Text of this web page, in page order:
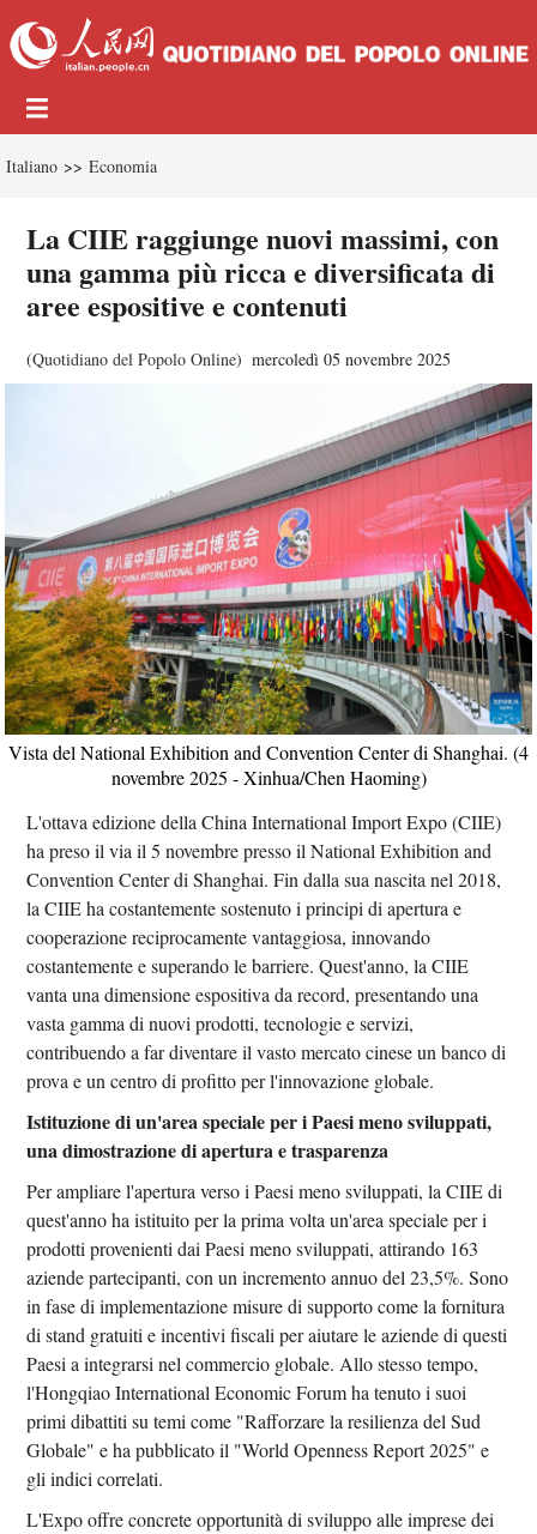
Italiano >> Economia
La CIIE raggiunge nuovi massimi, con
una gamma più ricca e diversificata di
aree espositive e contenuti
(Quotidiano del Popolo Online) mercoledì 05 novembre 2025
Vista del National Exhibition and Convention Center di Shanghai. (4
novembre 2025 - Xinhua/Chen Haoming)
L'ottava edizione della China International Import Expo (CIIE)
ha preso il via il 5 novembre presso il National Exhibition and
Convention Center di Shanghai. Fin dalla sua nascita nel 2018,
la CIIE ha costantemente sostenuto i principi di apertura e
cooperazione reciprocamente vantaggiosa, innovando
costantemente e superando le barriere. Quest'anno, la CIIE
vanta una dimensione espositiva da record, presentando una
vasta gamma di nuovi prodotti, tecnologie e servizi,
contribuendo a far diventare il vasto mercato cinese un banco di
prova e un centro di profitto per l'innovazione globale.
Istituzione di un'area speciale per i Paesi meno sviluppati,
una dimostrazione di apertura e trasparenza
Per ampliare l'apertura verso i Paesi meno sviluppati, la CIIE di
quest'anno ha istituito per la prima volta un'area speciale per i
prodotti provenienti dai Paesi meno sviluppati, attirando 163
aziende partecipanti, con un incremento annuo del 23,5%. Sono
in fase di implementazione misure di supporto come la fornitura
di stand gratuiti e incentivi fiscali per aiutare le aziende di questi
Paesi a integrarsi nel commercio globale. Allo stesso tempo,
l'Hongqiao International Economic Forum ha tenuto i suoi
primi dibattiti su temi come "Rafforzare la resilienza del Sud
Globale" e ha pubblicato il "World Openness Report 2025" e
gli indici correlati.
L'Expo offre concrete opportunità di sviluppo alle imprese dei